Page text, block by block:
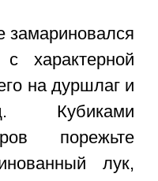
замариновался
характерной
на дуршлаг и
Кубиками
порежьте
лук,